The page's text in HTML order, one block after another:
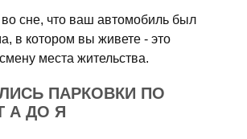
сне, что ваш автомобиль был
в котором вы живете - это
места жительства.
ПАРКОВКИ ПО
А ДО Я